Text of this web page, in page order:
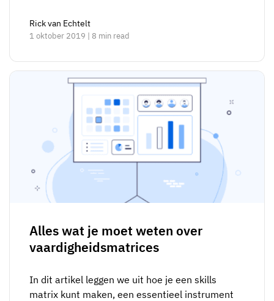
Rick van Echtelt
1 oktober 2019 | 8 min read
Alles wat je moet weten over
vaardigheidsmatrices
In dit artikel leggen we uit hoe je een skills
matrix kunt maken, een essentieel instrument